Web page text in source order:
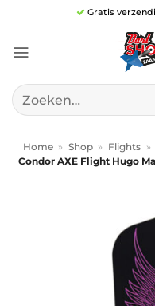
inhoud
Gratis
Zoeken
naar:
Home » Shop » Flights »
Condor AXE Flight Hugo